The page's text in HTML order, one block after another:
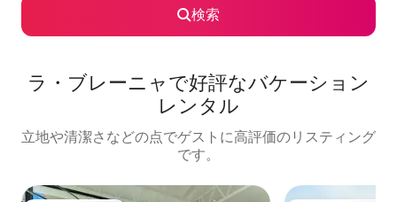
検索
ラ・ブレーニャで好評なバケーション
レンタル
立地や清潔さなどの点でゲストに高評価のリスティング
です。